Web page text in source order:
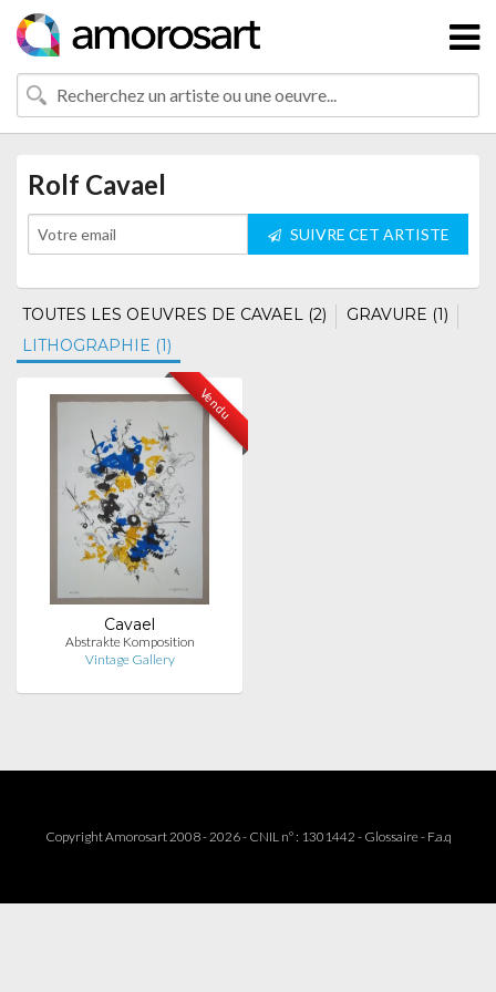
Rolf Cavael
SUIVRE CET ARTISTE
TOUTES LES OEUVRES DE CAVAEL (2)
GRAVURE (1)
LITHOGRAPHIE (1)
Vendu
Cavael
Abstrakte Komposition
Vintage Gallery
Copyright Amorosart 2008 - 2026 - CNIL n° : 1301442 - Glossaire- F.a.q